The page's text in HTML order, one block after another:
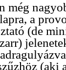
még
a
(de
(aki